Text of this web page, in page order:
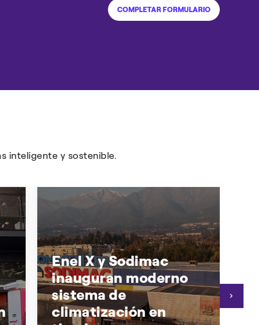
COMPLETAR FORMULARIO
inteligente y sostenible.
Enel X y Sodimac
inauguran moderno
sistema de
climatización en